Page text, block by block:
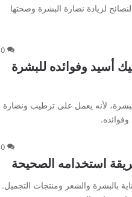
لزيادة نضارة البشرة وصحتها
0
أسيد وفوائده للبشرة
لأنه يعمل على ترطيب ونضارة
0
استخدامه الصحيحة
بالبشرة والشعر ومنتجات التجميل.